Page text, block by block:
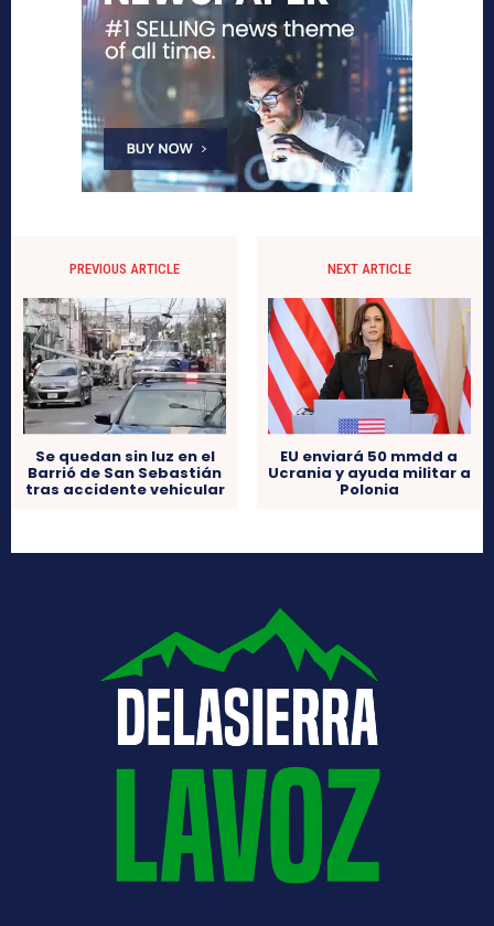
PREVIOUS ARTICLE
Se quedan sin luz en el
Barrió de San Sebastián
tras accidente vehicular
NEXT ARTICLE
EU enviará 50 mmdd a
Ucrania y ayuda militar a
Polonia